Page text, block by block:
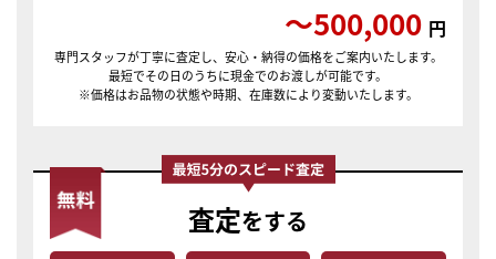
〜500,000 円
専門スタッフが丁寧に査定し、安心・納得の価格をご案内いたします。
最短でその日のうちに現金でのお渡しが可能です。
※価格はお品物の状態や時期、在庫数により変動いたします。
査定をする